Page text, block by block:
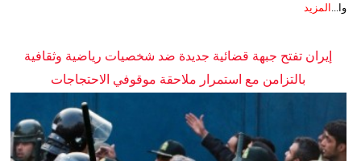
وا...
المزيد
إيران تفتح جبهة قضائية جديدة ضد شخصيات رياضية وثقافية
بالتزامن مع استمرار ملاحقة موقوفي الاحتجاجات